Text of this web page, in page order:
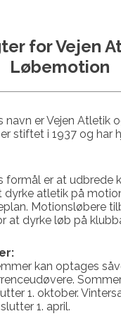
for Vejen
Løbemotion
navn er Vejen Atletik
stiftet i 1937 og har
formål er at udbrede
dyrke atletik på
Motionsløbere
at dyrke løb på
kan optages
1. oktober.
1. april.